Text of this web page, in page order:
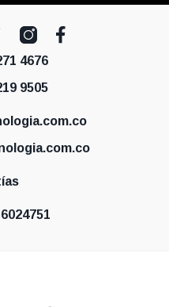
4676
9505